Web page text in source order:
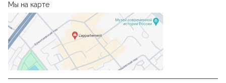
Мы на карте